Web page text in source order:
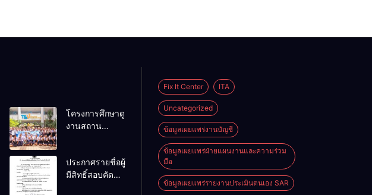
โครงการศึกษาดู
งานสถาน
ปวช.๑ แผนก
วิชาเทคโนโลยี
ประกาศรายชื่อผู้
มีสิทธิ์สอบคัด
Fix It Center ITA
Uncategorized
ข้อมูลเผยแพร่งานบัญชี
ข้อมูลเผยแพร่ฝ่ายแผนงานและความร่วม
มือ
ข้อมูลเผยแพร่รายงานประเมินตนเอง SAR